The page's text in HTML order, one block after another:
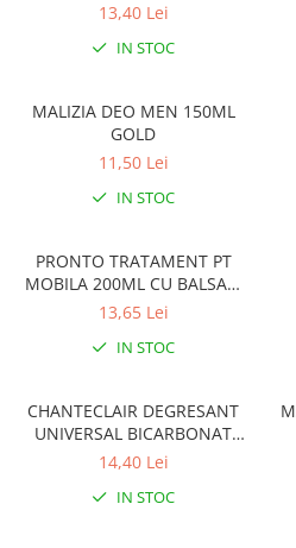
Produse de dezinfectare
Rola scame
Solutie de indepartat rugina si
Sare de baie
Tratament pentru par, conditioner
pentru par, masca de par
Vata demachianta
13,40 Lei
IN STOC
MALIZIA DEO MEN 150ML
GOLD
11,50 Lei
IN STOC
PRONTO TRATAMENT PT
MOBILA 200ML CU BALSAM
CEARA DE ALBINE
13,65 Lei
IN STOC
CHANTECLAIR DEGRESANT
UNIVERSAL BICARBONAT
600ML CU PULVERIZATOR
14,40 Lei
IN STOC